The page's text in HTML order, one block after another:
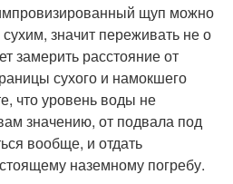
щуп можно
значит переживать не о
замерить расстояние от
сухого и намокшего
что уровень воды не
значению, от подвала под
вообще, и отдать
наземному погребу.